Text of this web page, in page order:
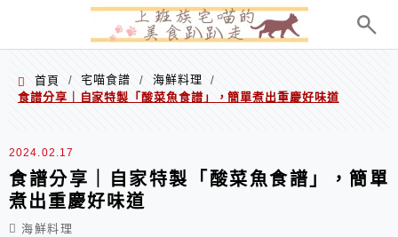
首頁 / 宅喵食譜 / 海鮮料理
/
食譜分享｜自家特製「酸菜魚食譜」，簡單煮出重慶好味道
2024.02.17
食譜分享｜自家特製「酸菜魚食譜」，簡單
煮出重慶好味道
海鮮料理